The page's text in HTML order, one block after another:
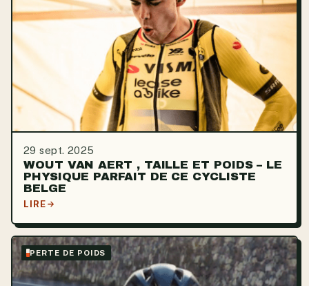
29 sept. 2025
WOUT VAN AERT , TAILLE ET POIDS – LE
PHYSIQUE PARFAIT DE CE CYCLISTE
BELGE
LIRE
PERTE DE POIDS